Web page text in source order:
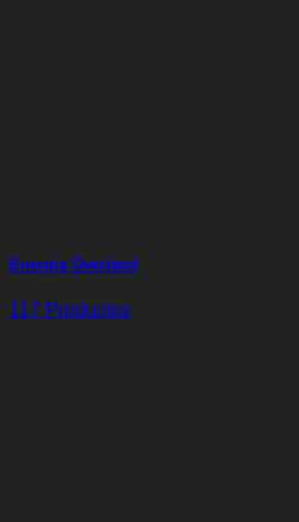
Energia Overland
117 Productos